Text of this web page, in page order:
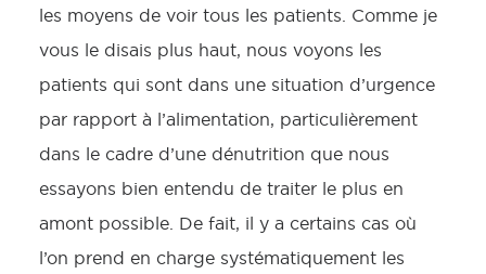
les moyens de voir tous les patients. Comme je
vous le disais plus haut, nous voyons les
patients qui sont dans une situation d’urgence
par rapport à l’alimentation, particulièrement
dans le cadre d’une dénutrition que nous
essayons bien entendu de traiter le plus en
amont possible. De fait, il y a certains cas où
l’on prend en charge systématiquement les